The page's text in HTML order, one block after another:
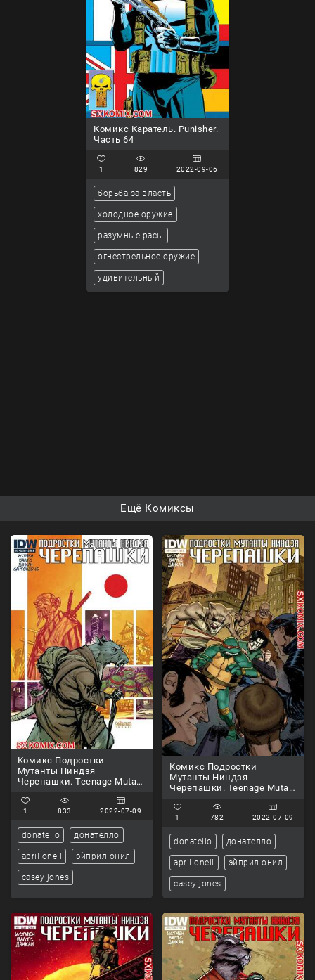
Комикс Каратель. Punisher.
Часть 64
1 829 2022-09-06
борьба за власть
холодное оружие
разумные расы
огнестрельное оружие
удивительный
Ещё Комиксы
Комикс Подростки
Мутанты Ниндзя
Черепашки. Teenage Mutant
1 833 2022-07-09
donatello донателло
april oneil эйприл онил
casey jones
Комикс Подростки
Мутанты Ниндзя
Черепашки. Teenage Mutant
1 782 2022-07-09
donatello донателло
april oneil эйприл онил
casey jones